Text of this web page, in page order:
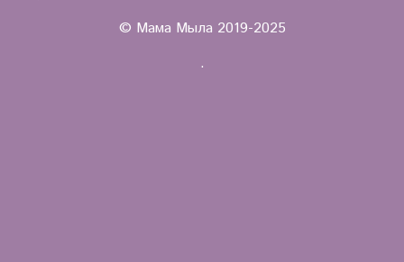
© Мама Мыла 2019-2025
.